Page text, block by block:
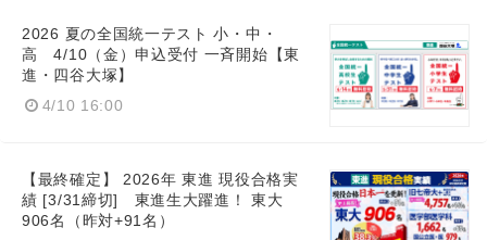
2026 夏の全国統一テスト 小・中・
高 4/10（金）申込受付 一斉開始【東
進・四谷大塚】
4/10 16:00
【最終確定】 2026年 東進 現役合格実
績 [3/31締切] 東進生大躍進！ 東大
906名（昨対+91名）